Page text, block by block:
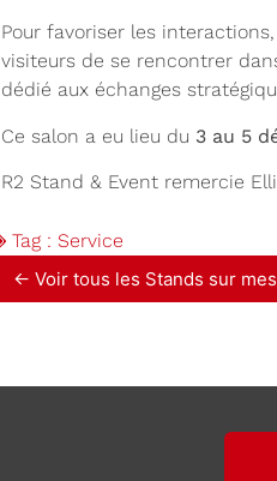
Pour favoriser les
visiteurs de se rencontrer
dédié aux échanges
Ce salon a eu lieu du 3 au 5
R2 Stand & Event remercie
Tag : Service
← Voir tous les Stands sur